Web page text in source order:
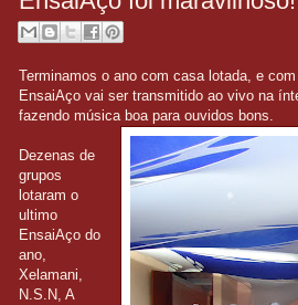
Terminamos o ano com casa lotada, e
EnsaiAço vai ser transmitido ao vivo na
fazendo música boa para ouvidos bons.
Dezenas de
grupos
lotaram o
ultimo
EnsaiAço do
ano,
Xelamani,
N.S.N, A